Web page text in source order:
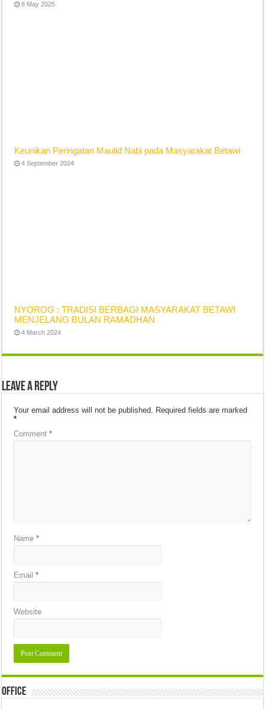
8 May 2025
Keunikan Peringatan Maulid Nabi pada Masyarakat Betawi
4 September 2024
NYOROG : TRADISI BERBAGI MASYARAKAT BETAWI
MENJELANG BULAN RAMADHAN
4 March 2024
Leave a Reply
Your email address will not be published. Required fields are marked
*
Comment*
Name*
Email*
Website
Office